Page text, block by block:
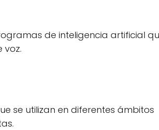
de inteligencia artificial
voz.
se utilizan en diferentes ámbitos